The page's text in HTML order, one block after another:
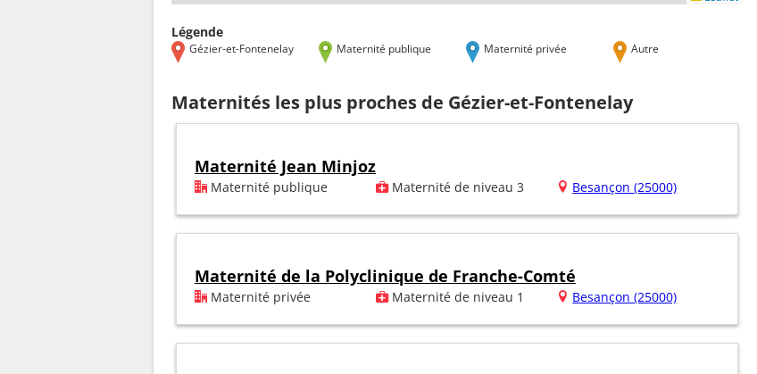
Légende
Gézier-et-Fontenelay Maternité publique Maternité privée Autre
Maternités les plus proches de Gézier-et-Fontenelay
Maternité Jean Minjoz
Maternité publique Maternité de niveau 3 Besançon (25000)
Maternité de la Polyclinique de Franche-Comté
Maternité privée Maternité de niveau 1 Besançon (25000)